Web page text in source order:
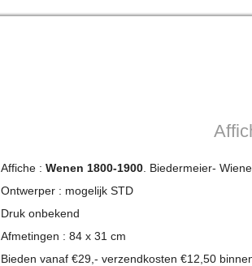
Affiche :Wenen 1800-1900 . Biedermeier-
Ontwerper : mogelijk STD
Druk onbekend
Afmetingen : 84 x 31 cm
Bieden vanaf €29,- verzendkosten €12,50